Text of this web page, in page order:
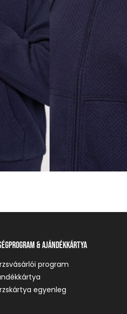
& Ajándékkártya
program
egyenleg